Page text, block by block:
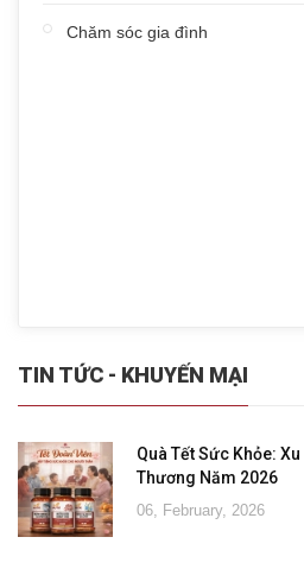
Chăm sóc gia đình
TIN TỨC - KHUYẾN MẠI
Quà Tết Sức Khỏe:
Thương Năm 2026
06, February, 2026